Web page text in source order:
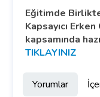
Eğitimde
Kapsayıcı
kapsamında
TIKLAYINIZ
Yorumlar